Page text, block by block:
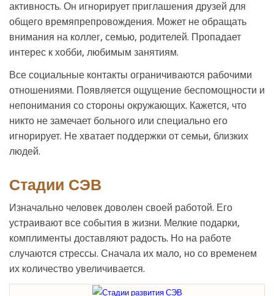
активность. Он игнорирует приглашения друзей для
общего времяпрепровождения. Может не обращать
внимания на коллег, семью, родителей. Пропадает
интерес к хобби, любимым занятиям.
Все социальные контакты ограничиваются рабочими
отношениями. Появляется ощущение беспомощности и
непонимания со стороны окружающих. Кажется, что
никто не замечает больного или специально его
игнорирует. Не хватает поддержки от семьи, близких
людей.
Стадии СЭВ
Изначально человек доволен своей работой. Его
устраивают все события в жизни. Мелкие подарки,
комплименты доставляют радость. Но на работе
случаются стрессы. Сначала их мало, но со временем
их количество увеличивается.